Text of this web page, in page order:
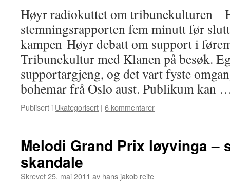
Høyr radiokuttet om tribunekulturen
stemningsrapporten fem minutt før
kampen Høyr debatt om support i
Tribunekultur med Klanen på besøk.
supportargjeng, og det vart fyste
bohemar frå Oslo aust. Publikum kan
Publisert i Ukategorisert | 6 kommentarer
Melodi Grand Prix løyvinga –
skandale
Skrevet25. mai 2011 av hans jakob reite